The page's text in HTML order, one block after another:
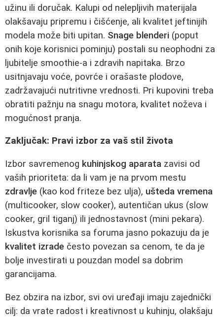
užinu ili doručak. Kalupi od nelepljivih materijala
olakšavaju pripremu i čišćenje, ali kvalitet jeftinijih
modela može biti upitan. Snage blenderi (poput
onih koje korisnici pominju) postali su neophodni za
ljubitelje smoothie-a i zdravih napitaka. Brzo
usitnjavaju voće, povrće i orašaste plodove,
zadržavajući nutritivne vrednosti. Pri kupovini treba
obratiti pažnju na snagu motora, kvalitet noževa i
mogućnost pranja.
Zaključak: Pravi izbor za vaš stil života
Izbor savremenog kuhinjskog aparata zavisi od
vaših prioriteta: da li vam je na prvom mestu
zdravlje (kao kod friteze bez ulja), ušteda vremena
(multicooker, slow cooker), autentičan ukus (slow
cooker, gril tiganj) ili jednostavnost (mini pekara).
Iskustva korisnika sa foruma jasno pokazuju da je
kvalitet izrade često povezan sa cenom, te da je
bolje investirati u pouzdan model sa dobrim
garancijama.
Bez obzira na izbor, svi ovi uređaji imaju zajednički
cilj: da vrate radost i kreativnost u kuhinju, olakšaju